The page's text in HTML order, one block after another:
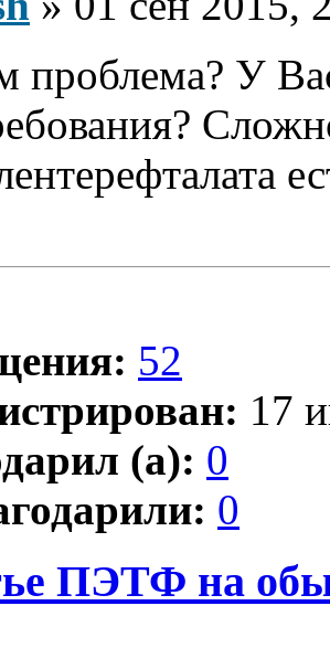
проблема? У
52
17
(а): 0
0
ПЭТФ на